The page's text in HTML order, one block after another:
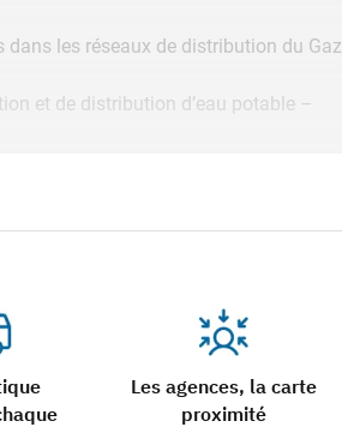
les réseaux de distribution du Gaz
et de distribution d’eau potable –
transport d’électricité (dénommé GR5
Les agences, la carte
proximité